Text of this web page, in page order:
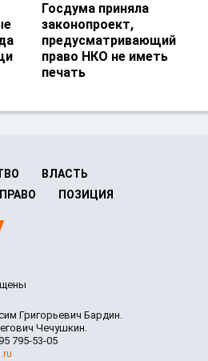
Госдума приняла
законопроект,
предусматривающий
право НКО не иметь
печать
ВЛАСТЬ
ПРАВО ПОЗИЦИЯ
Григорьевич Бардин.
Чечушкин.
795-53-05